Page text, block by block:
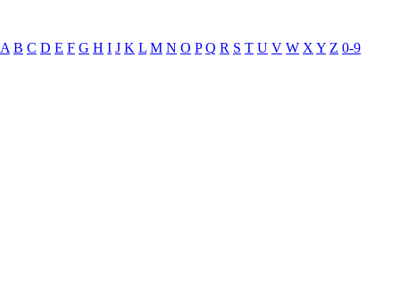
A B C D E F G H I J K L M N O P Q R S T U V W X Y Z 0-9